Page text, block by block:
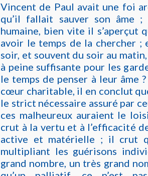
Vincent de Paul avait une foi
qu’il fallait sauver son âme
humaine, bien vite il s’aperçut
avoir le temps de la chercher ;
soir, et souvent du soir au
à peine suffisante pour les
le temps de penser à leur âme
cœur charitable, il en conclut
le strict nécessaire assuré par
ces malheureux auraient le
crut à la vertu et à l’efficacité
active et matérielle ; il crut
multipliant les guérisons
grand nombre, un très grand